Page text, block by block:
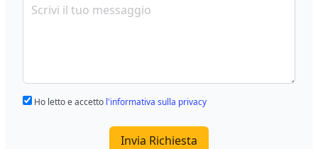
Ho letto e accetto l'informativa sulla privacy
Invia Richiesta